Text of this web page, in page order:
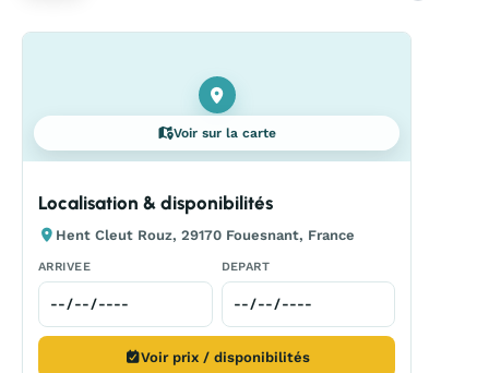
Voir sur la carte
Localisation & disponibilités
Hent Cleut Rouz, 29170 Fouesnant, France
ARRIVEE DEPART
Voir prix / disponibilités